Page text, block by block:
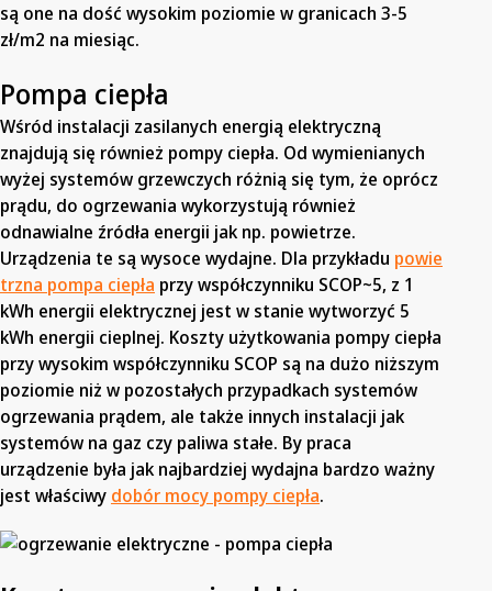
są one na dość wysokim poziomie w granicach 3-5
zł/m2 na miesiąc.
Pompa ciepła
Wśród instalacji zasilanych energią elektryczną
znajdują się również pompy ciepła. Od wymienianych
wyżej systemów grzewczych różnią się tym, że oprócz
prądu, do ogrzewania wykorzystują również
odnawialne źródła energii jak np. powietrze.
Urządzenia te są wysoce wydajne. Dla przykładu powie
trzna pompa ciepła przy współczynniku SCOP~5, z 1
kWh energii elektrycznej jest w stanie wytworzyć 5
kWh energii cieplnej. Koszty użytkowania pompy ciepła
przy wysokim współczynniku SCOP są na dużo niższym
poziomie niż w pozostałych przypadkach systemów
ogrzewania prądem, ale także innych instalacji jak
systemów na gaz czy paliwa stałe. By praca
urządzenie była jak najbardziej wydajna bardzo ważny
jest właściwy dobór mocy pompy ciepła.